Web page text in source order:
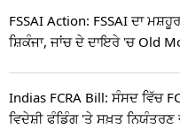
FSSAI Action: FSSAI ਦਾ
ਸ਼ਿਕੰਜਾ, ਜਾਂਚ ਦੇ ਦਾਇਰੇ 'ਚ Old
Indias FCRA Bill: ਸੰਸਦ ਵਿੱਚ
ਵਿਦੇਸ਼ੀ ਫੰਡਿੰਗ 'ਤੇ ਸਖ਼ਤ ਨਿਯੰਤਰਣ